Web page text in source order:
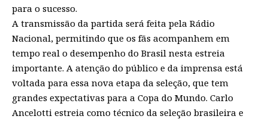
para o sucesso.
A transmissão da partida será feita pela Rádio
Nacional, permitindo que os fãs acompanhem em
tempo real o desempenho do Brasil nesta estreia
importante. A atenção do público e da imprensa está
voltada para essa nova etapa da seleção, que tem
grandes expectativas para a Copa do Mundo. Carlo
Ancelotti estreia como técnico da seleção brasileira e